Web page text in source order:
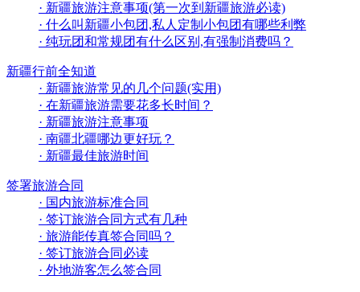
· 新疆旅游注意事项(第一次到新疆旅游必读)
· 什么叫新疆小包团,私人定制小包团有哪些利弊
· 纯玩团和常规团有什么区别,有强制消费吗？
新疆行前全知道
· 新疆旅游常见的几个问题(实用)
· 在新疆旅游需要花多长时间？
· 新疆旅游注意事项
· 南疆北疆哪边更好玩？
· 新疆最佳旅游时间
签署旅游合同
· 国内旅游标准合同
· 签订旅游合同方式有几种
· 旅游能传真签合同吗？
· 签订旅游合同必读
· 外地游客怎么签合同